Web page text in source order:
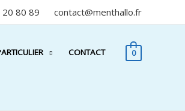
20 80 89 contact@menthallo.fr
CONTACT 0